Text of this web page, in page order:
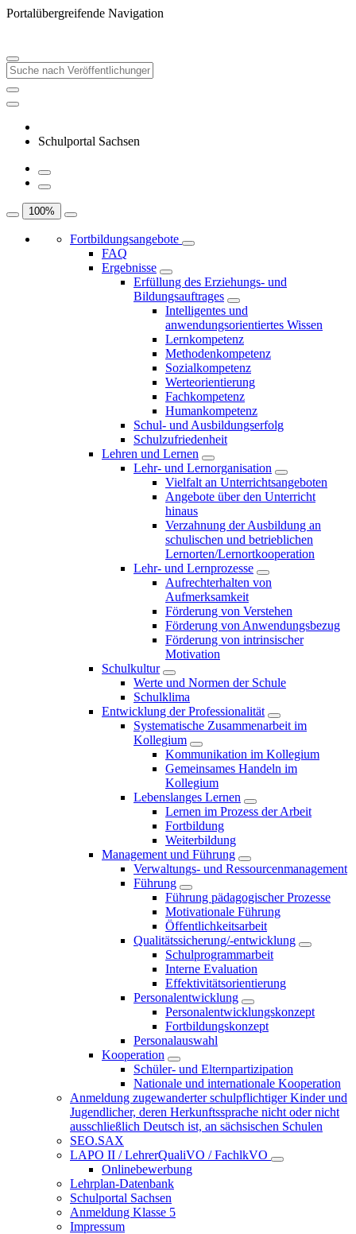
Portalübergreifende Navigation
Schulportal Sachsen
100%
Fortbildungsangebote
FAQ
Ergebnisse
Erfüllung des Erziehungs- und
Bildungsauftrages
Intelligentes und
anwendungsorientiertes Wissen
Lernkompetenz
Methodenkompetenz
Sozialkompetenz
Werteorientierung
Fachkompetenz
Humankompetenz
Schul- und Ausbildungserfolg
Schulzufriedenheit
Lehren und Lernen
Lehr- und Lernorganisation
Vielfalt an Unterrichtsangeboten
Angebote über den Unterricht
hinaus
Verzahnung der Ausbildung an
schulischen und betrieblichen
Lernorten/Lernortkooperation
Lehr- und Lernprozesse
Aufrechterhalten von
Aufmerksamkeit
Förderung von Verstehen
Förderung von Anwendungsbezug
Förderung von intrinsischer
Motivation
Schulkultur
Werte und Normen der Schule
Schulklima
Entwicklung der Professionalität
Systematische Zusammenarbeit im
Kollegium
Kommunikation im Kollegium
Gemeinsames Handeln im
Kollegium
Lebenslanges Lernen
Lernen im Prozess der Arbeit
Fortbildung
Weiterbildung
Management und Führung
Verwaltungs- und Ressourcenmanagement
Führung
Führung pädagogischer Prozesse
Motivationale Führung
Öffentlichkeitsarbeit
Qualitätssicherung/-entwicklung
Schulprogrammarbeit
Interne Evaluation
Effektivitätsorientierung
Personalentwicklung
Personalentwicklungskonzept
Fortbildungskonzept
Personalauswahl
Kooperation
Schüler- und Elternpartizipation
Nationale und internationale Kooperation
Anmeldung zugewanderter schulpflichtiger Kinder und
Jugendlicher, deren Herkunftssprache nicht oder nicht
ausschließlich Deutsch ist, an sächsischen Schulen
SEO.SAX
LAPO II / LehrerQualiVO / FachlkVO
Onlinebewerbung
Lehrplan-Datenbank
Schulportal Sachsen
Anmeldung Klasse 5
Impressum